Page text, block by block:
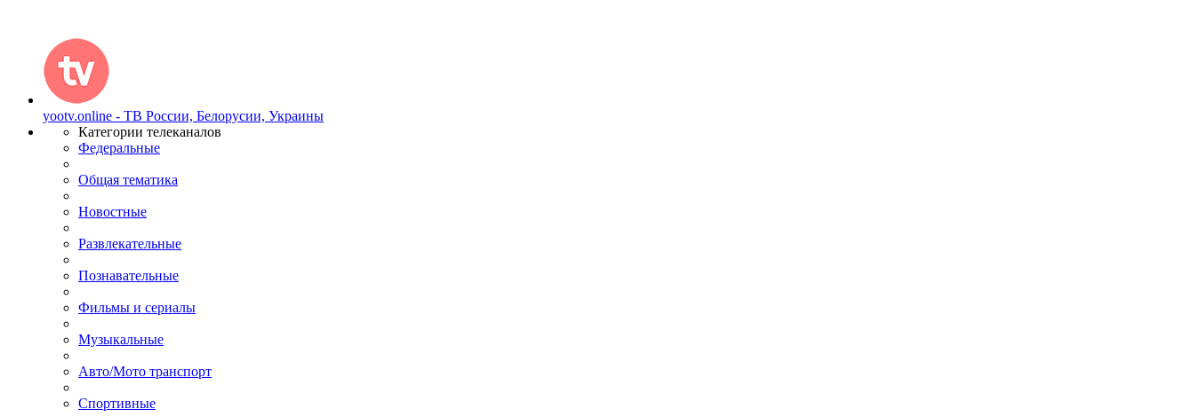
yootv.online - ТВ России, Белорусии, Украины
Категории телеканалов
Федеральные
Общая тематика
Новостные
Развлекательные
Познавательные
Фильмы и сериалы
Музыкальные
Авто/Мото транспорт
Спортивные